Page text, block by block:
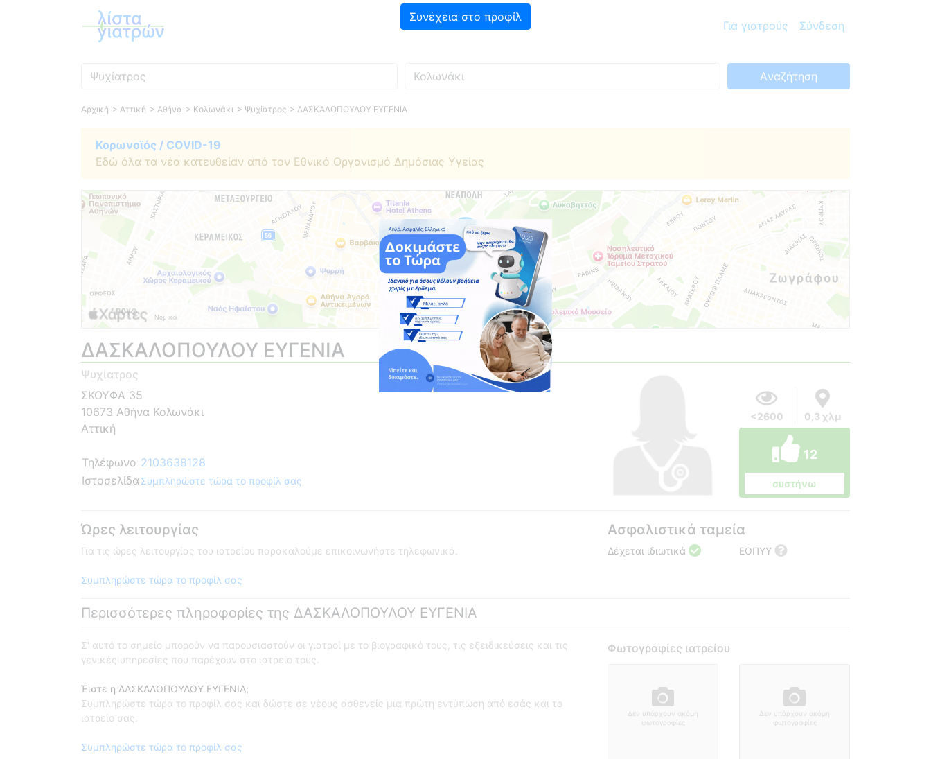
Για γιατρούς Σύνδεση
Συνέχεια στο προφίλ
Ειδικότητα Πού Aναζήτηση
Αρχική > Αττική > Αθήνα > Κολωνάκι > Ψυχίατρος > ΔΑΣΚΑΛΟΠΟΥΛΟΥ ΕΥΓΕΝΙΑ
Κορωνοϊός / COVID-19
Εδώ όλα τα νέα κατευθείαν από τον Εθνικό Οργανισμό Δημόσιας Υγείας
ΔΑΣΚΑΛΟΠΟΥΛΟΥ ΕΥΓΕΝΙΑ
Ψυχίατρος
ΣΚΟΥΦΑ 35
10673 Αθήνα Κολωνάκι
Αττική
Τηλέφωνο 2103638128
Ιστοσελίδα Συμπληρώστε τώρα το προφίλ σας
<2600 0,3 χλμ
12
συστήνω
Ώρες λειτουργίας
Για τις ώρες λειτουργίας του ιατρείου παρακαλούμε επικοινωνήστε τηλεφωνικά.
Συμπληρώστε τώρα το προφίλ σας
Ασφαλιστικά ταμεία
Δέχεται ιδιωτικά ΕΟΠΥΥ
Περισσότερες πληροφορίες της ΔΑΣΚΑΛΟΠΟΥΛΟΥ ΕΥΓΕΝΙΑ
Σ' αυτό το σημείο μπορούν να παρουσιαστούν οι γιατροί με το βιογραφικό τους, τις εξειδικεύσεις και τις
γενικές υπηρεσίες που παρέχουν στο ιατρείο τους.
Έιστε η ΔΑΣΚΑΛΟΠΟΥΛΟΥ ΕΥΓΕΝΙΑ;
Συμπληρώστε τώρα το προφίλ σας και δώστε σε νέους ασθενείς μια πρώτη εντύπωση από εσάς και το
ιατρείο σας.
Συμπληρώστε τώρα το προφίλ σας
Φωτογραφίες ιατρείου
Δεν υπάρχουν ακόμη
φωτογραφίες
Δεν υπάρχουν ακόμη
φωτογραφίες